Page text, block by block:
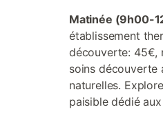
Matinée (9h00-
établissement
découverte: 45€,
soins découverte
naturelles.
paisible dédié